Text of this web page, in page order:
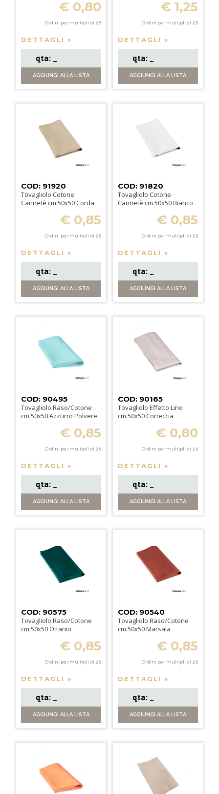
€ 0,80
Ordini per multipli di 25
DETTAGLI »
AGGIUNGIALLA LISTA
€ 1,25
Ordini per multipli di 25
DETTAGLI »
AGGIUNGI ALLA LISTA
COD: 91920
Tovagliolo Cotone
Cannetè cm.50x50 Corda
€ 0,85
Ordini per multipli di 25
DETTAGLI »
AGGIUNGIALLA LISTA
COD: 91820
Tovagliolo Cotone
Cannetè cm.50x50 Bianco
€ 0,85
Ordini per multipli di 25
DETTAGLI »
AGGIUNGI ALLA LISTA
COD: 90495
Tovagliolo Raso/Cotone
cm.50x50 Azzurro Polvere
€ 0,85
Ordini per multipli di 25
DETTAGLI »
AGGIUNGIALLA LISTA
COD: 90165
Tovagliolo Effetto Lino
cm.50x50 Corteccia
€ 0,80
Ordini per multipli di 25
DETTAGLI »
AGGIUNGI ALLA LISTA
COD: 90575
Tovagliolo Raso/Cotone
cm.50x50 Ottanio
€ 0,85
Ordini per multipli di 25
DETTAGLI »
AGGIUNGIALLA LISTA
COD: 90540
Tovagliolo Raso/Cotone
cm.50x50 Marsala
€ 0,85
Ordini per multipli di 25
DETTAGLI »
AGGIUNGI ALLA LISTA